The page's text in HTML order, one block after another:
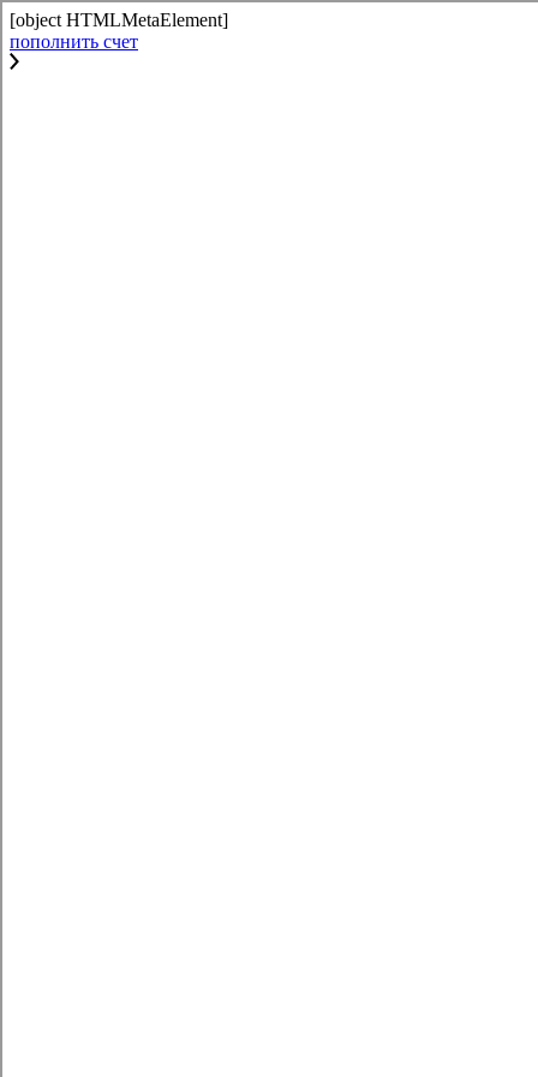
[object HTMLMetaElement]
пополнить счет